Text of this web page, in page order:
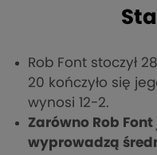
Rob Font stoczył
20 kończyło się
wynosi 12-2.
Zarówno Rob
wyprowadzą